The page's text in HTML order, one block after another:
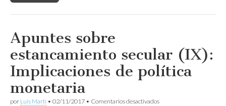
Apuntes sobre
estancamiento secular (IX):
Implicaciones de política
monetaria
por Luis Martí • 02/11/2017 • Comentarios desactivadosen